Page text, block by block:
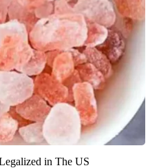
in The US